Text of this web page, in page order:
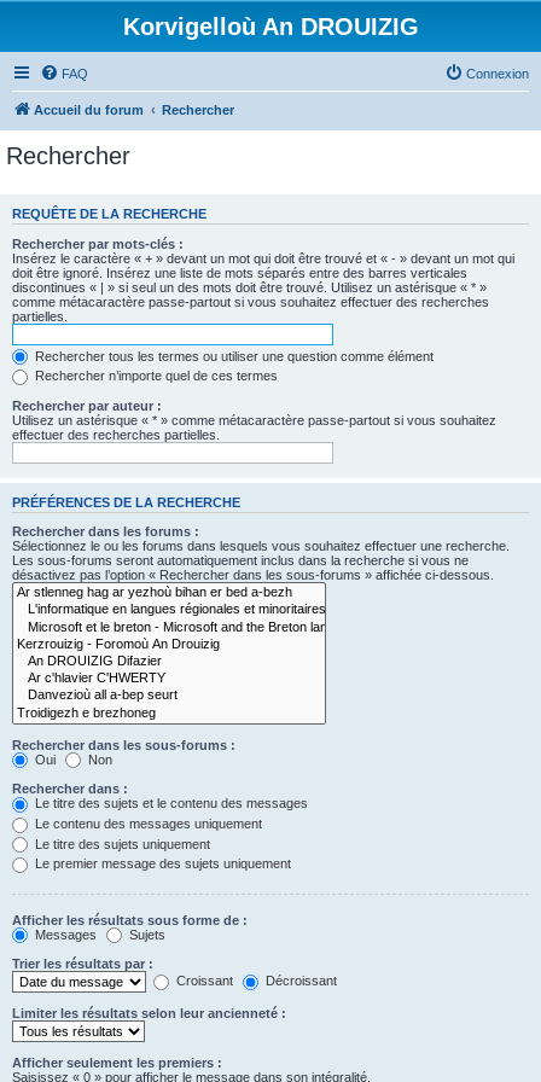
Korvigelloù An DROUIZIG
FAQ Connexion
Accueil du forum Rechercher
Rechercher
REQUÊTE DE LA RECHERCHE
Rechercher par mots-clés :
Insérez le caractère « + » devant un mot qui doit être trouvé et « - » devant un mot qui
doit être ignoré. Insérez une liste de mots séparés entre des barres verticales
discontinues « | » si seul un des mots doit être trouvé. Utilisez un astérisque « * »
comme métacaractère passe-partout si vous souhaitez effectuer des recherches
partielles.
Rechercher tous les termes ou utiliser une question comme élément
Rechercher n’importe quel de ces termes
Rechercher par auteur :
Utilisez un astérisque « * » comme métacaractère passe-partout si vous souhaitez
effectuer des recherches partielles.
PRÉFÉRENCES DE LA RECHERCHE
Rechercher dans les forums :
Sélectionnez le ou les forums dans lesquels vous souhaitez effectuer une recherche.
Les sous-forums seront automatiquement inclus dans la recherche si vous ne
désactivez pas l’option « Rechercher dans les sous-forums » affichée ci-dessous.
Rechercher dans les sous-forums :
Oui
Non
Rechercher dans :
Le titre des sujets et le contenu des messages
Le contenu des messages uniquement
Le titre des sujets uniquement
Le premier message des sujets uniquement
Afficher les résultats sous forme de :
Messages
Sujets
Trier les résultats par :
Croissant
Décroissant
Limiter les résultats selon leur ancienneté :
Afficher seulement les premiers :
Saisissez « 0 » pour afficher le message dans son intégralité.